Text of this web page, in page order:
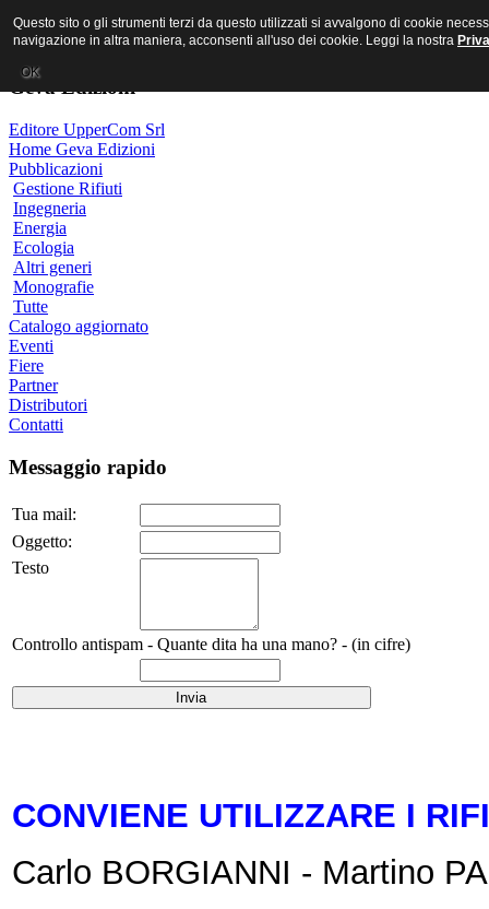
Geva Edizioni
Editore UpperCom Srl
Home Geva Edizioni
Pubblicazioni
Gestione Rifiuti
Ingegneria
Energia
Ecologia
Altri generi
Monografie
Tutte
Catalogo aggiornato
Eventi
Fiere
Partner
Distributori
Contatti
Messaggio rapido
Tua mail:
Oggetto:
Testo
Controllo antispam - Quante dita ha una mano? - (in cifre)
CONVIENE UTILIZZARE I
Carlo BORGIANNI - Martino
Questo sito o gli strumenti terzi da questo utilizzati si avvalgono di cookie
navigazione in altra maniera, acconsenti all'uso dei cookie. Leggi la nostra
OK